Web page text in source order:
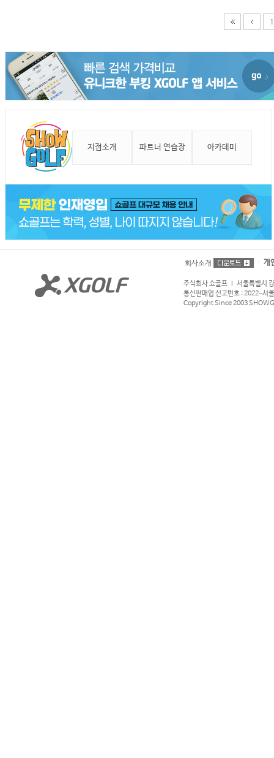
1
지점소개 파트너 연습장 아카데미
회사소개 개
주식회사 쇼골프 l 서울특별시
통신판매업 신고번호 : 2022-
Copyright Since 2003